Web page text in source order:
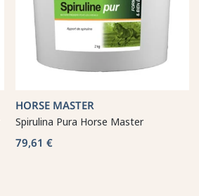
HORSE MASTER
Spirulina Pura Horse Master
79,61 €